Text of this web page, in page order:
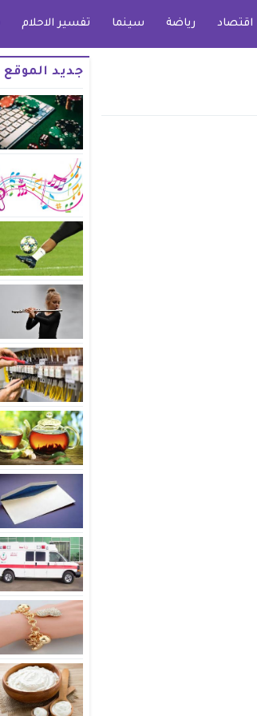
اقتصاد رياضة سينما تفسير الاحلام
جديد الموقع